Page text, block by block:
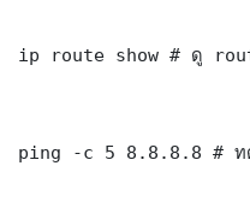
ip route show # ดู
ping -c 5 8.8.8.8 # ท